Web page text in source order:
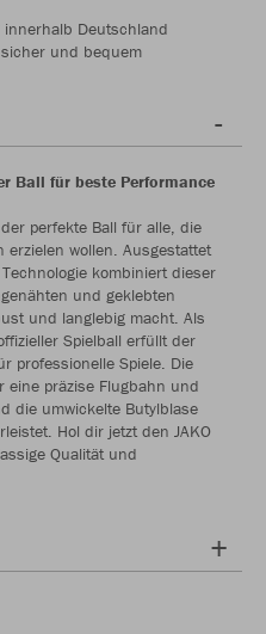
Deutschland
und bequem
Ball für beste Performance
perfekte Ball für alle, die
wollen. Ausgestattet
kombiniert dieser
und geklebten
und langlebig macht. Als
Spielball erfüllt der
professionelle Spiele. Die
eine präzise Flugbahn und
die umwickelte Butylblase
Hol dir jetzt den JAKO
Qualität und